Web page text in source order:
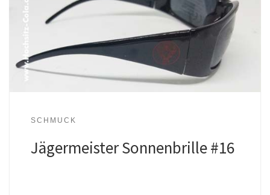
SCHMUCK
Jägermeister Sonnenbrille #16